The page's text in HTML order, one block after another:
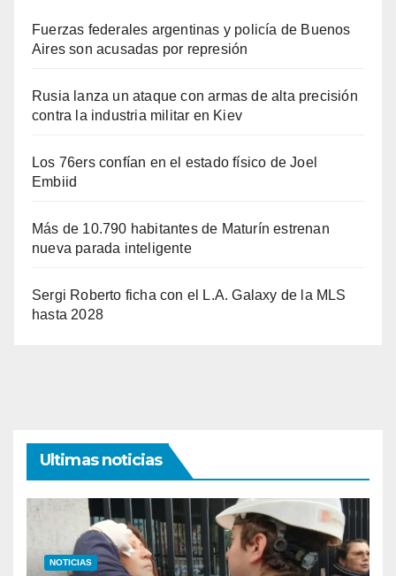
Fuerzas federales argentinas y policía de Buenos
Aires son acusadas por represión
Rusia lanza un ataque con armas de alta precisión
contra la industria militar en Kiev
Los 76ers confían en el estado físico de Joel
Embiid
Más de 10.790 habitantes de Maturín estrenan
nueva parada inteligente
Sergi Roberto ficha con el L.A. Galaxy de la MLS
hasta 2028
Ultimas noticias
NOTICIAS